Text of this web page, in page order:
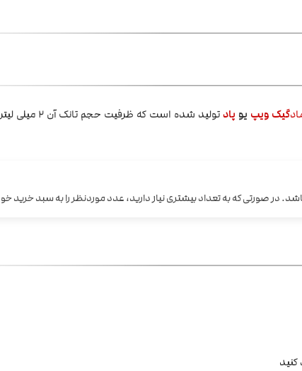
گیک ویپ یو پاد
تولید شده
در صورتی که به تعداد بیشتری نیاز دارید، عدد موردنظر را به سبد خرید